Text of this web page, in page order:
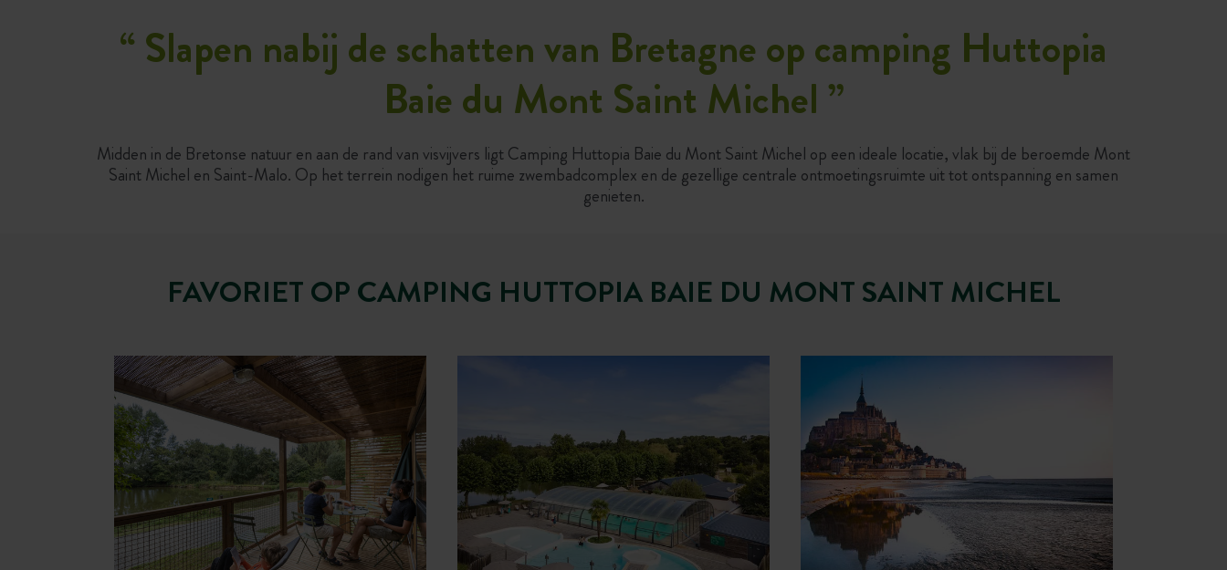
“ Slapen nabij de schatten van Bretagne op camping Huttopia
Baie du Mont Saint Michel ”
Midden in de Bretonse natuur en aan de rand van visvijvers ligt Camping Huttopia Baie du Mont Saint Michel op een ideale locatie, vlak bij de beroemde Mont
Saint Michel en Saint-Malo. Op het terrein nodigen het ruime zwembadcomplex en de gezellige centrale ontmoetingsruimte uit tot ontspanning en samen
genieten.
FAVORIET OP CAMPING HUTTOPIA BAIE DU MONT SAINT MICHEL